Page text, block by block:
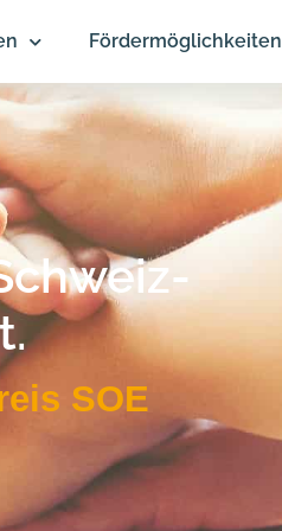
Fördermöglichkeiten
SOE